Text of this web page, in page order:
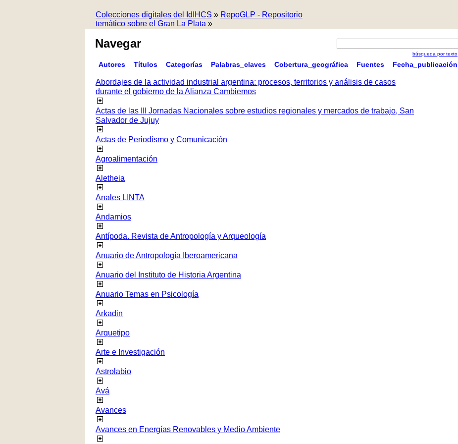
Colecciones digitales del IdIHCS » RepoGLP - Repositorio
temático sobre el Gran La Plata »
Navegar
búsqueda por texto
Autores Títulos Categorías Palabras_claves Cobertura_geográfica Fuentes Fecha_publicación
Abordajes de la actividad industrial argentina: procesos, territorios y análisis de casos
durante el gobierno de la Alianza Cambiemos
Actas de las III Jornadas Nacionales sobre estudios regionales y mercados de trabajo, San
Salvador de Jujuy
Actas de Periodismo y Comunicación
Agroalimentación
Aletheia
Anales LINTA
Andamios
Antípoda. Revista de Antropología y Arqueología
Anuario de Antropología Iberoamericana
Anuario del Instituto de Historia Argentina
Anuario Temas en Psicología
Arkadin
Arquetipo
Arte e Investigación
Astrolabio
Avá
Avances
Avances en Energías Renovables y Medio Ambiente